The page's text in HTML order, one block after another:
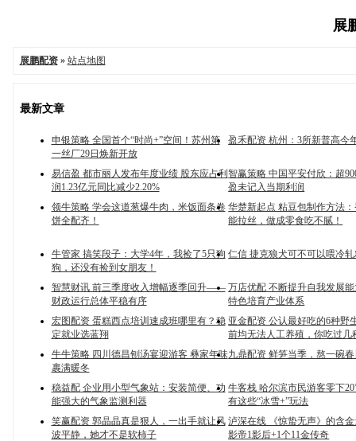
展
展鹏配资» 站点地图
最新文章
申银策略 全国首个“时尚+”空间！苏州第
一丝厂29日焕新开放
盈禾配资 杭州：3所新普高今
易信盈 都市丽人发布年度业绩 股东应占利
润1.23亿元同比减少2.20%
智赢策略 中国平安付欣：超
盈未记入当期利润
领牛策略 学会这道葱爆牛肉，米饭面条卷
饼全配齐！
华楚新起点 粘豆包制作方法
能拉丝，做成零食吃不腻！
牛管家 搞笑段子：大学4年，我捡了5只狗
狗，还没有捡到女朋友！
仁信 捷克狼犬可不可以喂冷
智慧财讯 前三季度收入增幅逐季回升——
财政运行总体平稳有序
万店优配 不断提升自我发展
特色培育产业体系
宏图配资 蛋糕西点培训速成班哪里有？稳
定就业选蓝翔
亚金配资 公认最好吃的6种野
前均无法人工养殖，你吃过几
牛牛策略 四川德昌刨汤宴迎游客 彝家年味
裹满暖冬
九鼎配资 鲜笋当季，熬一碗
稳益配 企业用小型气象站：安装简便、功
能强大的气象监测利器
牛客栈 哈尔滨市民游客零下
有这些“冰雪+”玩法
笑赢配资 郭晶晶真是狠人，一出手就让风
波平静，她才不是软柿子
泸深在线 《惊蛰无声》的含金
影帝1影后+1个11金传奇